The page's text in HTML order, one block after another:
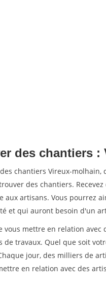
des chantiers :
chantiers Vireux-molhain,
des chantiers.
artisans. Vous pourrez
et qui auront besoin d'un
mettre en relation avec
travaux. Quel que soit
jour, des milliers de
en relation avec des